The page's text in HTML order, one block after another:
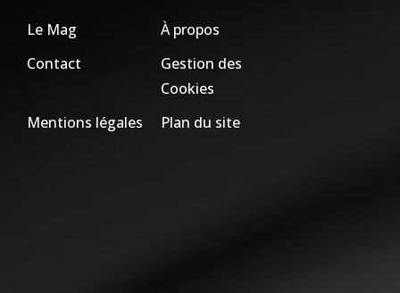
Le Mag
À propos
Contact
Gestion des
Cookies
Mentions légales
Plan du site